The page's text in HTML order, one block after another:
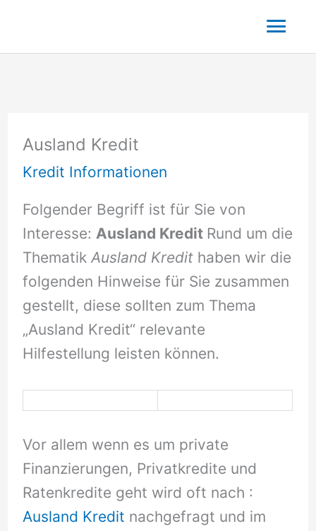
springen
Ausland Kredit
Kredit Informationen
Folgender Begriff ist für Sie von
Interesse:Ausland Kredit Rund um die
ThematikAusland Kredit haben wir die
folgenden Hinweise für Sie zusammen
gestellt, diese sollten zum Thema
„Ausland Kredit“ relevante
Hilfestellung leisten können.
Vor allem wenn es um private
Finanzierungen, Privatkredite und
Ratenkredite geht wird oft nach :
Ausland Kredit nachgefragt und im